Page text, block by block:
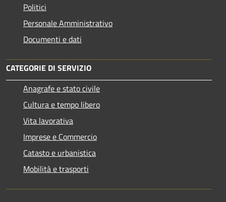
Politici
Personale Amministrativo
Documenti e dati
CATEGORIE DI SERVIZIO
Anagrafe e stato civile
Cultura e tempo libero
Vita lavorativa
Imprese e Commercio
Catasto e urbanistica
Mobilità e trasporti